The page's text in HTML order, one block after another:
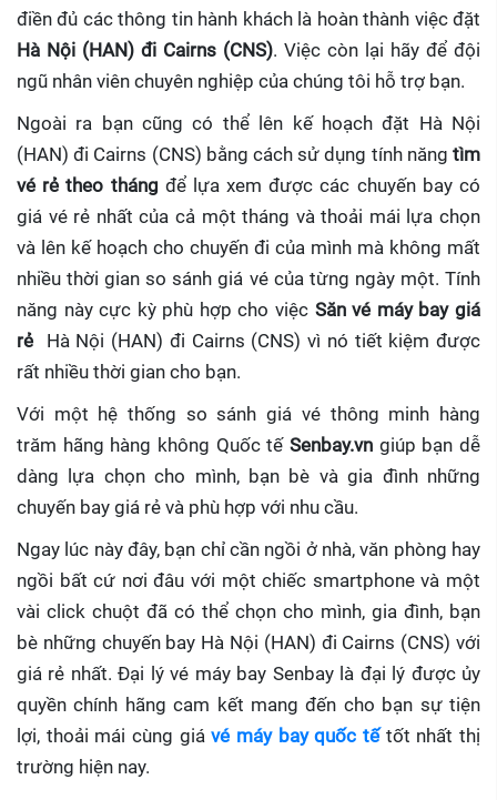
điền đủ các thông tin hành khách là hoàn thành việc đặt
Hà Nội (HAN) đi Cairns (CNS). Việc còn lại hãy để đội
ngũ nhân viên chuyên nghiệp của chúng tôi hỗ trợ bạn.
Ngoài ra bạn cũng có thể lên kế hoạch đặt Hà Nội
(HAN) đi Cairns (CNS) bằng cách sử dụng tính năng tìm
vé rẻ theo tháng để lựa xem được các chuyến bay có
giá vé rẻ nhất của cả một tháng và thoải mái lựa chọn
và lên kế hoạch cho chuyến đi của mình mà không mất
nhiều thời gian so sánh giá vé của từng ngày một. Tính
năng này cực kỳ phù hợp cho việc Săn vé máy bay giá
rẻ
Hà Nội (HAN) đi Cairns (CNS) vì nó tiết kiệm được
rất nhiều thời gian cho bạn.
Với một hệ thống so sánh giá vé thông minh hàng
trăm hãng hàng không Quốc tế Senbay.vn giúp bạn dễ
dàng lựa chọn cho mình, bạn bè và gia đình những
chuyến bay giá rẻ và phù hợp với nhu cầu.
Ngay lúc này đây, bạn chỉ cần ngồi ở nhà, văn phòng hay
ngồi bất cứ nơi đâu với một chiếc smartphone và một
vài click chuột đã có thể chọn cho mình, gia đình, bạn
bè những chuyến bay Hà Nội (HAN) đi Cairns (CNS) với
giá rẻ nhất. Đại lý vé máy bay Senbay là đại lý được ủy
quyền chính hãng cam kết mang đến cho bạn sự tiện
lợi, thoải mái cùng giávé máy bay quốc tế tốt nhất thị
trường hiện nay.